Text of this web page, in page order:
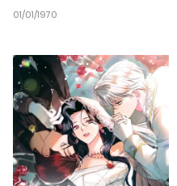
01/01/1970